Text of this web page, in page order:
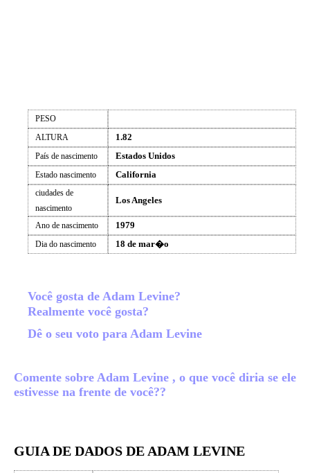
PESO
ALTURA
1.82
País de nascimento Estados Unidos
Estado nascimento California
ciudades de
nascimento
Los Angeles
Ano de nascimento 1979
Dia do nascimento 18 de mar�o
Você gosta de Adam Levine?
Realmente você gosta?
Dê o seu voto para Adam Levine
Comente sobre Adam Levine , o que você diria se ele
estivesse na frente de você??
GUIA DE DADOS DE ADAM LEVINE